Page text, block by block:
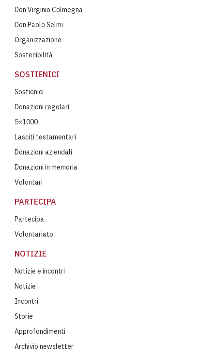
Don Virginio Colmegna
Don Paolo Selmi
Organizzazione
Sostenibilità
SOSTIENICI
Sostienici
Donazioni regolari
5×1000
Lasciti testamentari
Donazioni aziendali
Donazioni in memoria
Volontari
PARTECIPA
Partecipa
Volontariato
NOTIZIE
Notizie e incontri
Notizie
Incontri
Storie
Approfondimenti
Archivio newsletter